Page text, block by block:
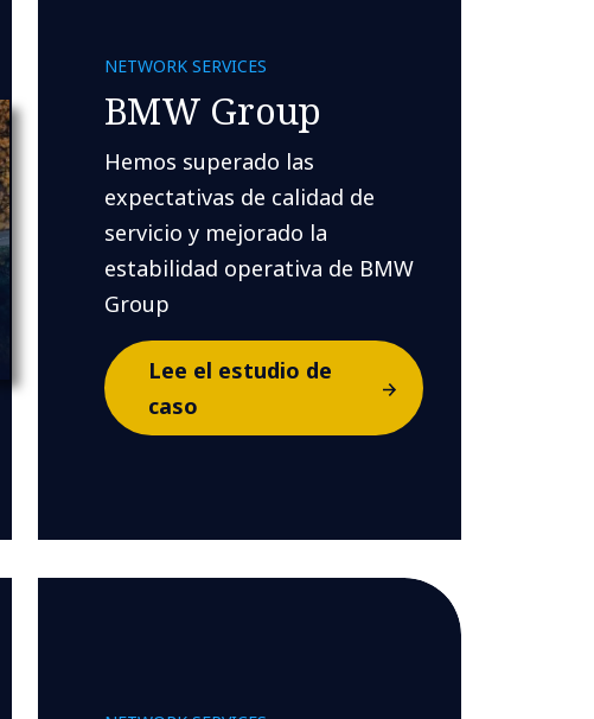
NETWORK SERVICES
BMW Group
Hemos superado las
expectativas de calidad de
servicio y mejorado la
estabilidad operativa de BMW
Group
Lee el estudio de
caso